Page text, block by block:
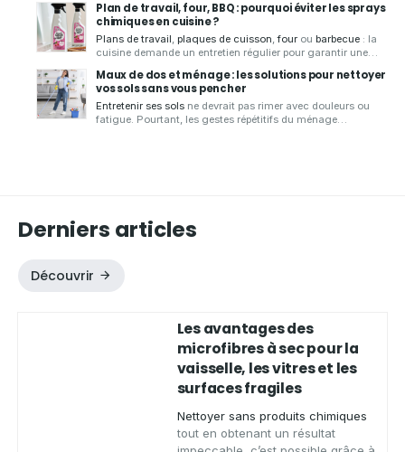
déchet, vous présente seschiffons microfibres de qualité,
conçus pouressuyer,faire briller
surfaces sans laisser de traces.
Plan de travail, four, BBQ : pourquoi éviter les sprays
chimiques en cuisine ?
Plans de travail, plaques de cuisson,four ou barbecue : la
cuisine demande un entretien régulier pour garantir une
solutions d'entretien écologiques et zéro déchet, vous
présente lesavantages d'un spray nettoyant écologique
pournettoyer votre cuisineen toute sérénité.
Maux de dos et ménage : les solutions pour nettoyer
vos sols sans vous pencher
Entretenir ses sols ne devrait pas rimer avec douleurs ou
fatigue. Pourtant, les gestes répétitifs du ménage
Derniers articles
Découvrir
Les avantages des
microfibres à sec pour la
vaisselle, les vitres et les
surfaces fragiles
Nettoyer sans produits chimiques
tout en obtenant un résultat